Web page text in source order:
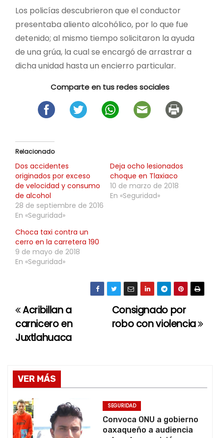
Los policías descubrieron que el conductor
presentaba aliento alcohólico, por lo que fue
detenido; al mismo tiempo solicitaron la ayuda
de una grúa, la cual se encargó de arrastrar a
dicha unidad hasta un encierro particular.
Comparte en tus redes sociales
Relacionado
Dos accidentes
originados por exceso
de velocidad y consumo
de alcohol
28 de septiembre de 2016
En «Seguridad»
Deja ocho lesionados
choque en Tlaxiaco
10 de marzo de 2018
En «Seguridad»
Choca taxi contra un
cerro en la carretera 190
9 de mayo de 2018
En «Seguridad»
N
a
e
g
a
Consignado por
robo con violencia
Acribillan a
carnicero en
Juxtlahuaca
VER MÁS
SEGURIDAD
Convoca ONU a gobierno
oaxaqueño a audiencia